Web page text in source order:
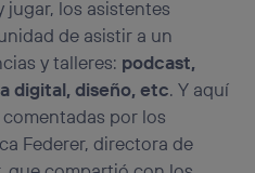
jugar, los asistentes
de asistir a un
y talleres: podcast,
digital, diseño, etc. Y aquí
por los
Federer, directora de
de
a la conexión que utilizas
la conexión de internet, por
conecte su dispositivo y
recibirá el mismo